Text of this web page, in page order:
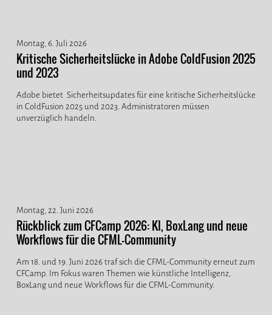
Montag, 6. Juli 2026
Kritische Sicherheitslücke in Adobe ColdFusion 2025
und 2023
Adobe bietet Sicherheitsupdates für eine kritische Sicherheitslücke
in ColdFusion 2025 und 2023. Administratoren müssen
unverzüglich handeln.
Montag, 22. Juni 2026
Rückblick zum CFCamp 2026: KI, BoxLang und neue
Workflows für die CFML-Community
Am 18. und 19. Juni 2026 traf sich die CFML-Community erneut zum
CFCamp. Im Fokus waren Themen wie künstliche Intelligenz,
BoxLang und neue Workflows für die CFML-Community.